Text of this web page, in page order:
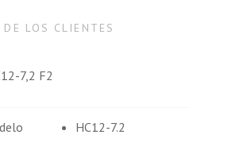
LOS CLIENTES
7,2 F2
HC12-7.2